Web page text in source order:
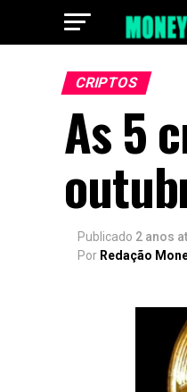
CRIPTOS
As 5
Publicado 2 anos
Por Redação